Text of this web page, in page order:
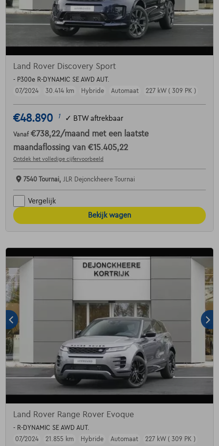
Land Rover Discovery Sport
- P300e R-DYNAMIC SE AWD AUT.
07/2024
30.414 km Hybride Automaat 227 kW ( 309 PK )
€48.890 1 ✓ BTW aftrekbaar
Vanaf €738,22/maand met een laatste
maandaflossing van €15.405,22
Ontdek het volledige cijfervoorbeeld
7540 Tournai, JLR Dejonckheere Tournai
Vergelijk
Bekijk wagen
Land Rover Range Rover Evoque
- R-DYNAMIC SE AWD AUT.
07/2024
21.855 km Hybride Automaat 227 kW ( 309 PK )